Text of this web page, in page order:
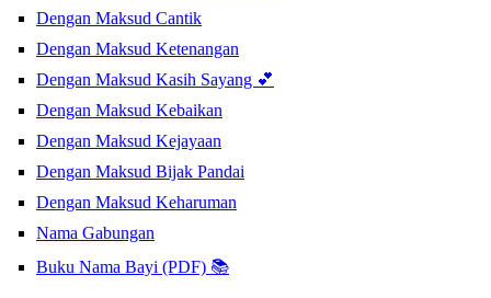
Dengan Maksud Cantik
Dengan Maksud Ketenangan
Dengan Maksud Kasih Sayang 💕
Dengan Maksud Kebaikan
Dengan Maksud Kejayaan
Dengan Maksud Bijak Pandai
Dengan Maksud Keharuman
Nama Gabungan
Buku Nama Bayi (PDF) 📚